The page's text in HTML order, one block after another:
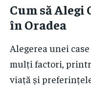
Cum să Alegi
în Oradea
Alegerea unei
mulți factori,
viață și